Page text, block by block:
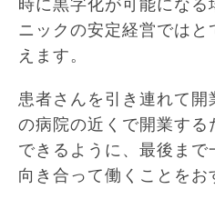
時に黒字化が可能になる
ニックの安定経営では
えます。
患者さんを引き連れて
の病院の近くで開業す
できるように、最後ま
向き合って働くことをお